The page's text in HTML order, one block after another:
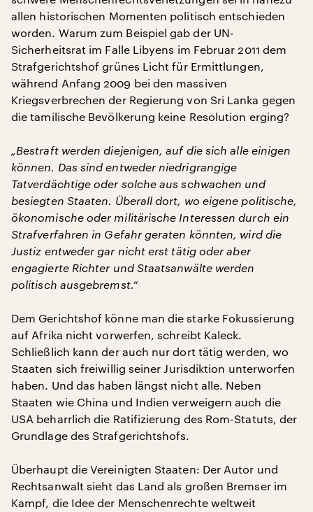
allen historischen Momenten politisch entschieden
worden. Warum zum Beispiel gab der UN-
Sicherheitsrat im Falle Libyens im Februar 2011 dem
Strafgerichtshof grünes Licht für Ermittlungen,
während Anfang 2009 bei den massiven
Kriegsverbrechen der Regierung von Sri Lanka gegen
die tamilische Bevölkerung keine Resolution erging?
„Bestraft werden diejenigen, auf die sich alle einigen
können. Das sind entweder niedrigrangige
Tatverdächtige oder solche aus schwachen und
besiegten Staaten. Überall dort, wo eigene politische,
ökonomische oder militärische Interessen durch ein
Strafverfahren in Gefahr geraten könnten, wird die
Justiz entweder gar nicht erst tätig oder aber
engagierte Richter und Staatsanwälte werden
politisch ausgebremst.“
Dem Gerichtshof könne man die starke Fokussierung
auf Afrika nicht vorwerfen, schreibt Kaleck.
Schließlich kann der auch nur dort tätig werden, wo
Staaten sich freiwillig seiner Jurisdiktion unterworfen
haben. Und das haben längst nicht alle. Neben
Staaten wie China und Indien verweigern auch die
USA beharrlich die Ratifizierung des Rom-Statuts, der
Grundlage des Strafgerichtshofs.
Überhaupt die Vereinigten Staaten: Der Autor und
Rechtsanwalt sieht das Land als großen Bremser im
Kampf, die Idee der Menschenrechte weltweit